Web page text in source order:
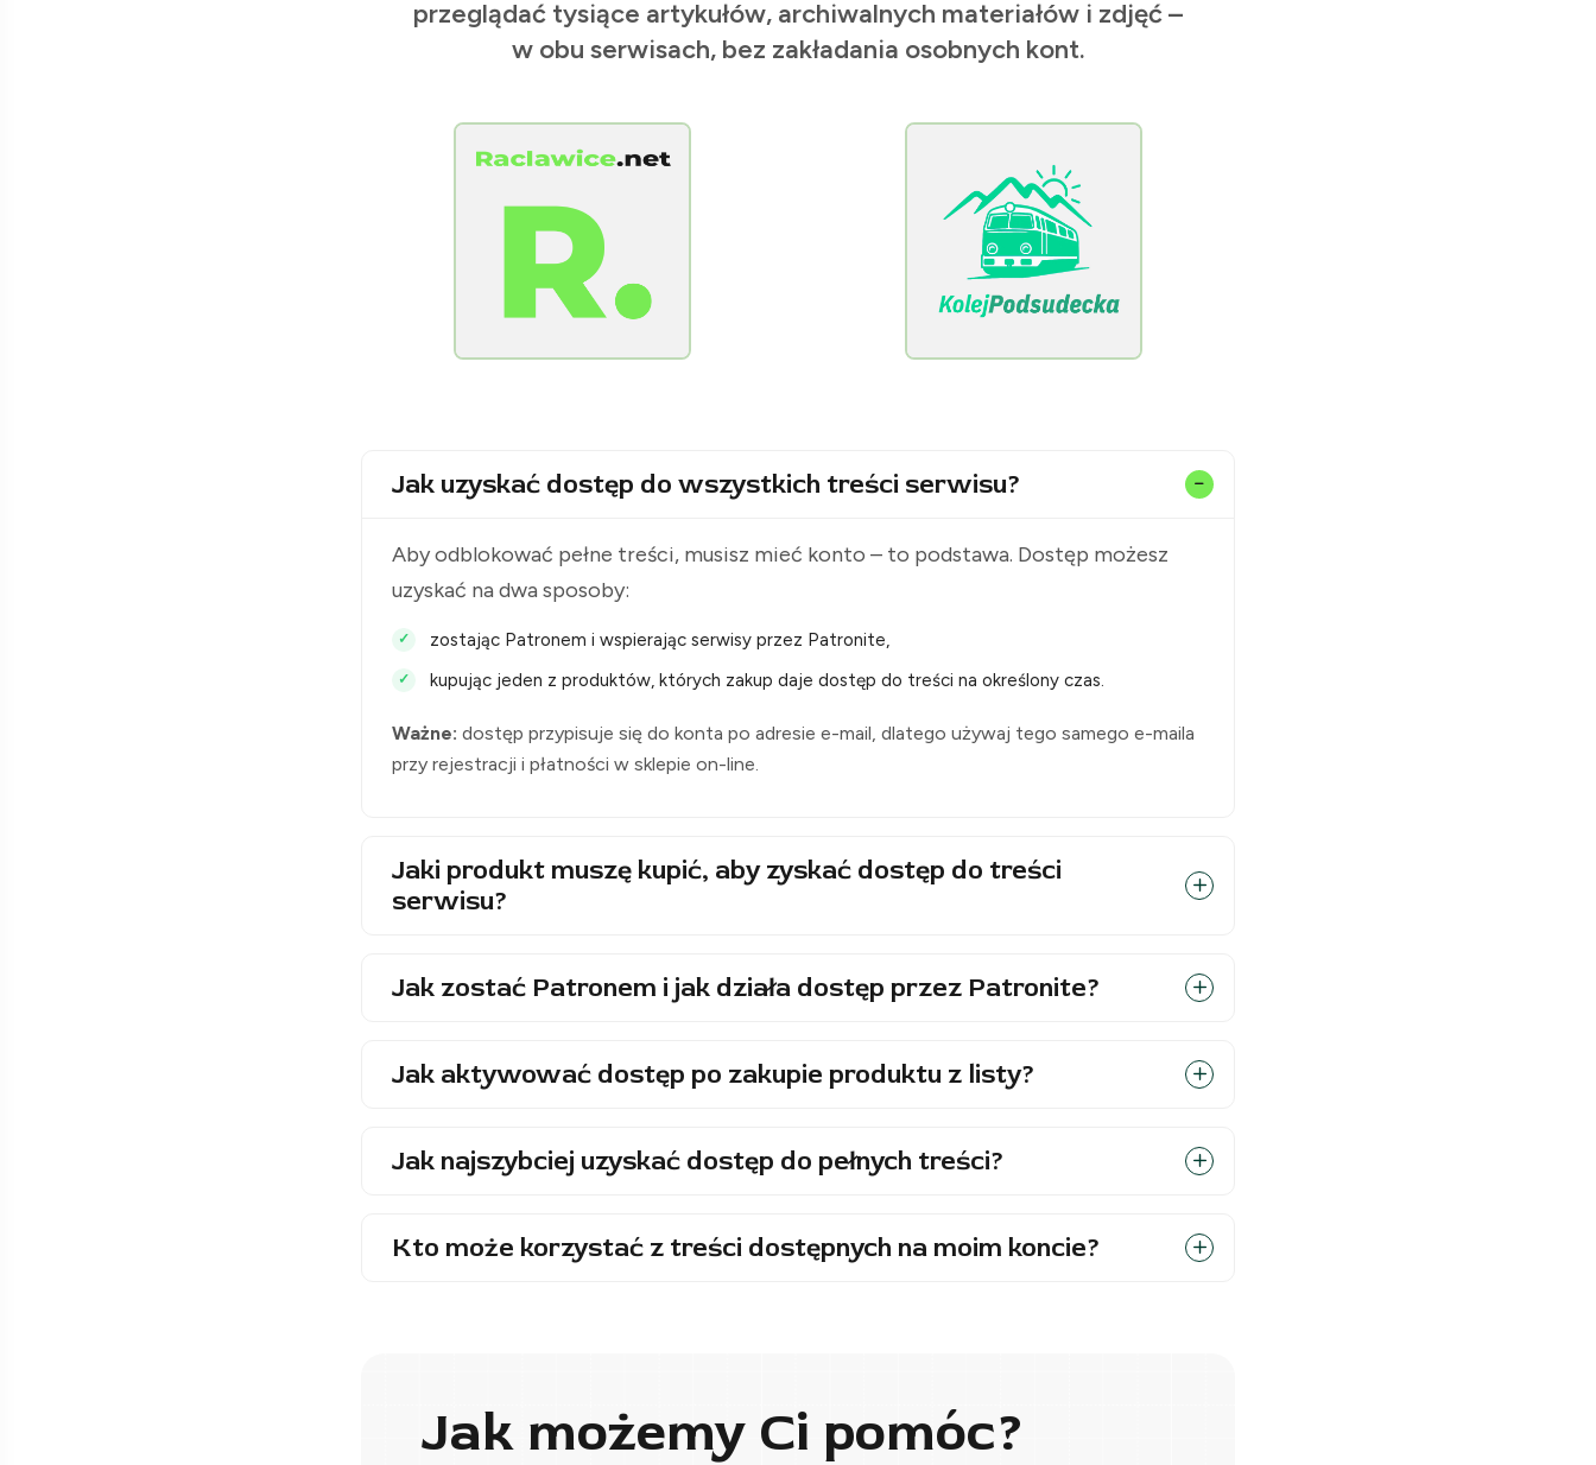
przeglądać tysiące artykułów, archiwalnych materiałów i zdjęć –
w obu serwisach, bez zakładania osobnych kont.
Jak uzyskać dostęp do wszystkich treści serwisu?
Aby odblokować pełne treści, musisz mieć konto – to podstawa. Dostęp możesz
uzyskać na dwa sposoby:
zostając Patronem i wspierając serwisy przez Patronite,
kupując jeden z produktów, których zakup daje dostęp do treści na określony czas.
Ważne: dostęp przypisuje się do konta po adresie e-mail, dlatego używaj tego samego e-maila
przy rejestracji i płatności w sklepie on-line.
Jaki produkt muszę kupić, aby zyskać dostęp do treści
serwisu?
Jak zostać Patronem i jak działa dostęp przez Patronite?
Jak aktywować dostęp po zakupie produktu z listy?
Jak najszybciej uzyskać dostęp do pełnych treści?
Kto może korzystać z treści dostępnych na moim koncie?
Jak możemy Ci pomóc?